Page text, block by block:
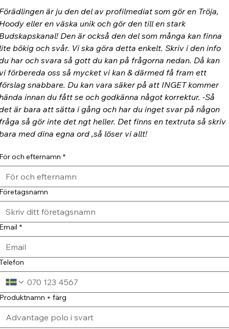
är ju den del av profilmediat som gör en Tröja,
eller en väska unik och gör den till en stark
Den är också den del som många kan finna
bökig och svår. Vi ska göra detta enkelt. Skriv i den info
har och svara så gott du kan på frågorna nedan. Då kan
förbereda oss så mycket vi kan & därmed få fram ett
snabbare. Du kan vara säker på att INGET kommer
innan du fått se och godkänna något korrektur. -Så
är bara att sätta i gång och har du inget svar på någon
så gör inte det ngt heller. Det finns en textruta så skriv
med dina egna ord ,så löser vi allt!
och efternamn *
*
+ färg